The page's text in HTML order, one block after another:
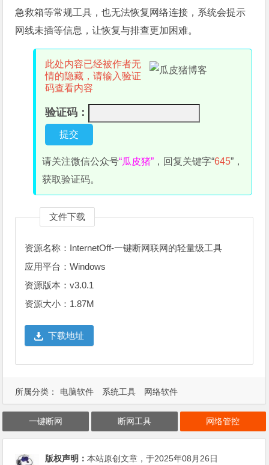
急救箱等常规工具，也无法恢复网络连接，系统会提示
网线未插等信息，让恢复与排查更加困难。
此处内容已经被作者无
情的隐藏，请输入验证
码查看内容
验证码：
请关注微信公众号“瓜皮猪” ，回复关键字“645”，
获取验证码。
文件下载
资源名称：InternetOff-一键断网联网的轻量级工具
应用平台：Windows
资源版本：v3.0.1
资源大小：1.87M
下载地址
所属分类： 电脑软件 系统工具 网络软件
一键断网 断网工具 网络管控
版权声明：本站原创文章，于2025年08月26日